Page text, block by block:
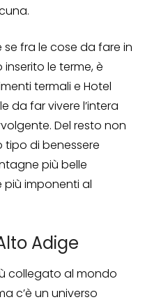
fra le cose da fare in
le terme, è
termali e Hotel
da far vivere l’intera
Del resto non
di benessere
più belle
più imponenti al
Adige
collegato al mondo
c’è un universo